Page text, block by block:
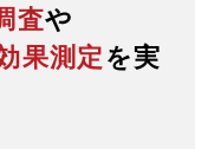
査や
果測定 を実